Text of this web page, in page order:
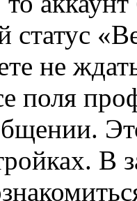
статус
не
поля
В